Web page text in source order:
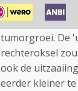
ander gewoon
zich wel
tumorgroei. De
rechteroksel
ook de
eerder kleiner